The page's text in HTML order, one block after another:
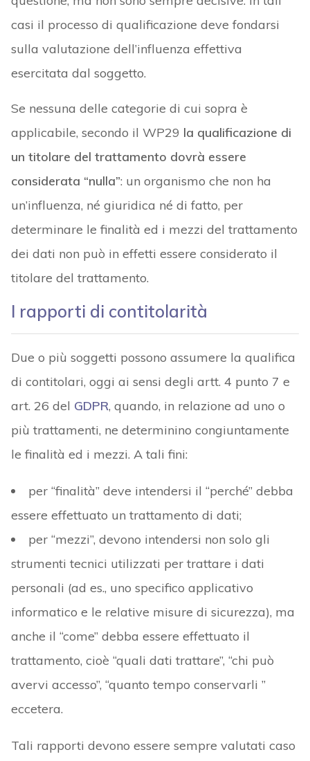
casi il processo di qualificazione deve fondarsi
sulla valutazione dell’influenza effettiva
esercitata dal soggetto.
Se nessuna delle categorie di cui sopra è
applicabile, secondo il WP29 la qualificazione di
un titolare del trattamento dovrà essere
considerata “nulla”: un organismo che non ha
un’influenza, né giuridica né di fatto, per
determinare le finalità ed i mezzi del trattamento
dei dati non può in effetti essere considerato il
titolare del trattamento.
I rapporti di contitolarità
Due o più soggetti possono assumere la qualifica
di contitolari, oggi ai sensi degli artt. 4 punto 7 e
art. 26 del GDPR, quando, in relazione ad uno o
più trattamenti, ne determinino congiuntamente
le finalità ed i mezzi. A tali fini:
per “finalità” deve intendersi il “perché” debba
essere effettuato un trattamento di dati;
per “mezzi”, devono intendersi non solo gli
strumenti tecnici utilizzati per trattare i dati
personali (ad es., uno specifico applicativo
informatico e le relative misure di sicurezza), ma
anche il “come” debba essere effettuato il
trattamento, cioè “quali dati trattare”, “chi può
avervi accesso”, “quanto tempo conservarli ”
eccetera.
Tali rapporti devono essere sempre valutati caso